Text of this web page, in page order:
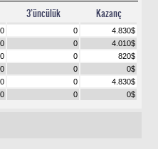
3’üncülük Kazanç
0 0 4.830$
0 0 4.010$
0 0 820$
0 0 0$
0 0 4.830$
0 0 0$